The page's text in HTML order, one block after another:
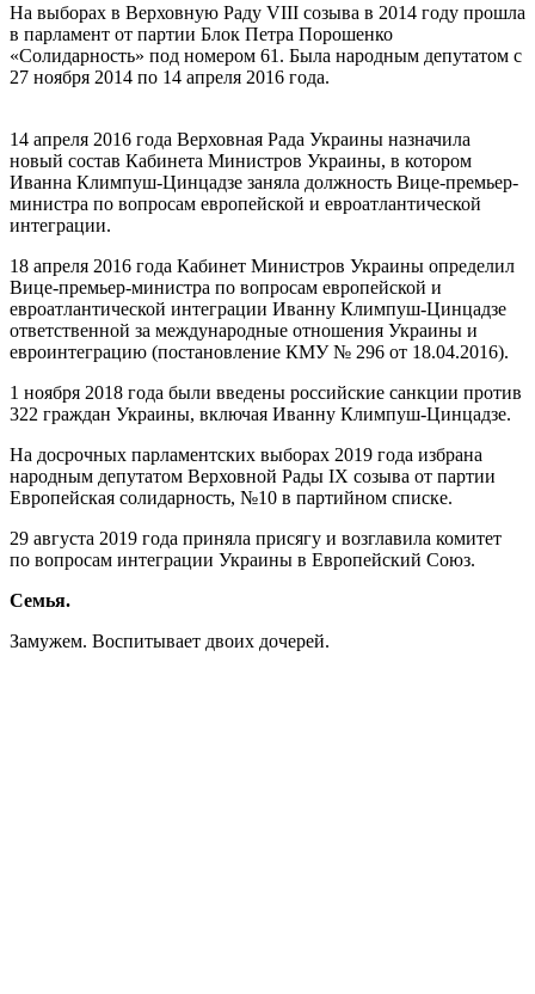
На выборах в Верховную Раду VIII созыва в 2014 году прошла
в парламент от партии Блок Петра Порошенко
«Солидарность» под номером 61. Была народным депутатом с
27 ноября 2014 по 14 апреля 2016 года.
14 апреля 2016 года Верховная Рада Украины назначила
новый состав Кабинета Министров Украины, в котором
Иванна Климпуш-Цинцадзе заняла должность Вице-премьер-
министра по вопросам европейской и евроатлантической
интеграции.
18 апреля 2016 года Кабинет Министров Украины определил
Вице-премьер-министра по вопросам европейской и
евроатлантической интеграции Иванну Климпуш-Цинцадзе
ответственной за международные отношения Украины и
евроинтеграцию (постановление КМУ № 296 от 18.04.2016).
1 ноября 2018 года были введены российские санкции против
322 граждан Украины, включая Иванну Климпуш-Цинцадзе.
На досрочных парламентских выборах 2019 года избрана
народным депутатом Верховной Рады IX созыва от партии
Европейская солидарность, №10 в партийном списке.
29 августа 2019 года приняла присягу и возглавила комитет
по вопросам интеграции Украины в Европейский Союз.
Семья.
Замужем. Воспитывает двоих дочерей.